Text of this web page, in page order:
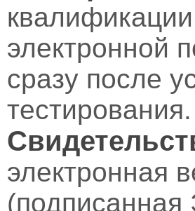
электронной
сразу после
тестирования.
электронная
(подписанная